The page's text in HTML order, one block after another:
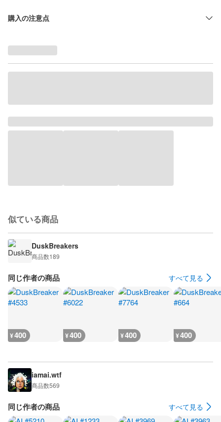
購入の注意点
似ている商品
DuskBreakers
商品数189
同じ作者の商品 すべて見る
¥400 ¥400 ¥400 ¥400
iamai.wtf
商品数569
同じ作者の商品 すべて見る